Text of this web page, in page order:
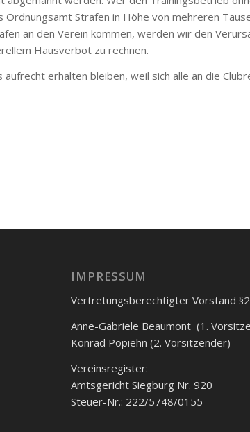
Strafen in Höhe von mehreren
an den Verein kommen, werden wir den
Hausverbot zu rechnen.
erhalten bleiben, weil sich alle an die
IMPRESSUM
Vertretungsberechtigter Vorstand
Anne-Gabriele Beaumont (1.
Konrad Popiehn (2. Vorsitzender)
Vereinsregister:
Amtsgericht Siegburg Nr. 920
Steuer-Nr.: 222/5748/0155